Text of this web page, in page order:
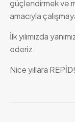
güçlendirmek ve
amacıyla
İlk yılımızda
ederiz.
Nice yıllara REPİD!